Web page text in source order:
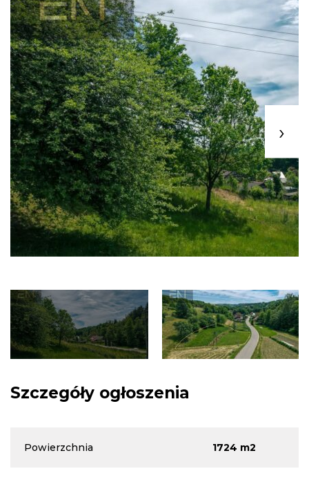
›
Szczegóły ogłoszenia
Powierzchnia 1724 m2